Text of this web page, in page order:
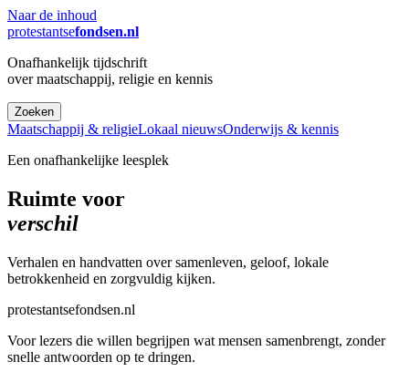
Naar de inhoud
protestantsefondsen.nl
Onafhankelijk tijdschrift
over maatschappij, religie en kennis
Zoeken
Maatschappij & religieLokaal nieuwsOnderwijs & kennis
Een onafhankelijke leesplek
Ruimte voor
verschil
Verhalen en handvatten over samenleven, geloof, lokale
betrokkenheid en zorgvuldig kijken.
protestantsefondsen.nl
Voor lezers die willen begrijpen wat mensen samenbrengt, zonder
snelle antwoorden op te dringen.